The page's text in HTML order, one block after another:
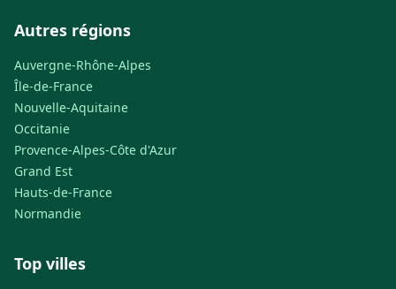
Autres régions
Auvergne-Rhône-Alpes
Île-de-France
Nouvelle-Aquitaine
Occitanie
Provence-Alpes-Côte d'Azur
Grand Est
Hauts-de-France
Normandie
Top villes